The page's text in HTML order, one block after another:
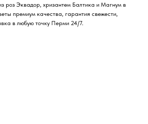
роз Эквадор, хризантем Балтика и Магнум в
премиум качества, гарантия свежести,
в любую точку Перми 24/7.